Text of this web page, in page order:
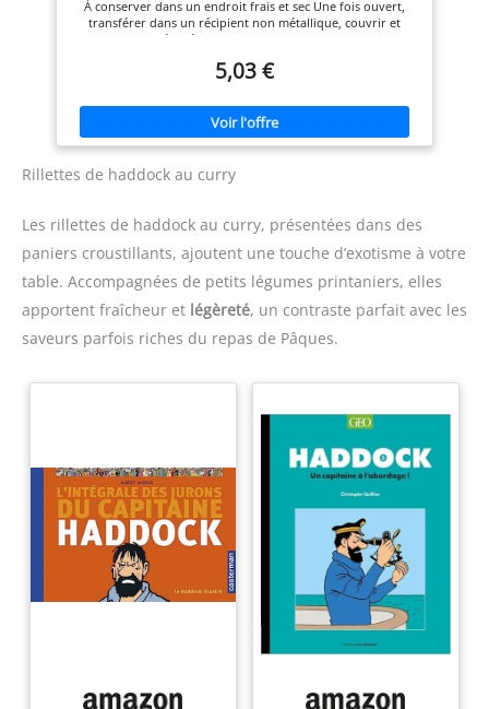
responsable et durable sur
terre comme en mer.
responsable et durable sur
terre comme en mer.
À conserver dans un endroit frais et sec Une fois ouvert,
transférer dans un récipient non métallique, couvrir et
conserver au réfrigérateur et consommer dans les 2 jours
5,03 €
Rillettes de haddock au curry
Les rillettes de haddock au curry, présentées dans des
paniers croustillants, ajoutent une touche d’exotisme à votre
table. Accompagnées de petits légumes printaniers, elles
apportent fraîcheur et légèreté, un contraste parfait avec les
saveurs parfois riches du repas de Pâques.